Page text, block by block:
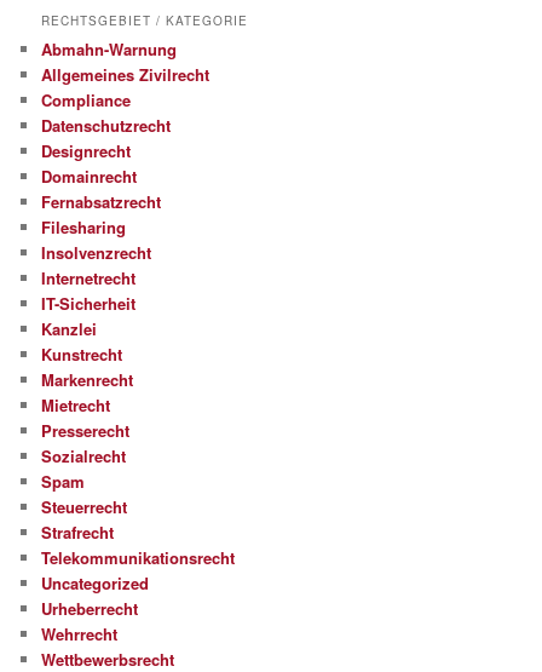
RECHTSGEBIET / KATEGORIE
Abmahn-Warnung
Allgemeines Zivilrecht
Compliance
Datenschutzrecht
Designrecht
Domainrecht
Fernabsatzrecht
Filesharing
Insolvenzrecht
Internetrecht
IT-Sicherheit
Kanzlei
Kunstrecht
Markenrecht
Mietrecht
Presserecht
Sozialrecht
Spam
Steuerrecht
Strafrecht
Telekommunikationsrecht
Uncategorized
Urheberrecht
Wehrrecht
Wettbewerbsrecht